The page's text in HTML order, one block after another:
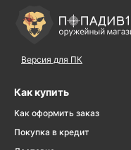
Версия для ПК
Как купить
Как оформить заказ
Покупка в кредит